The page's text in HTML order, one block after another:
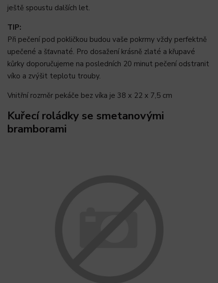
ještě spoustu dalších let.
TIP:
Při pečení pod pokličkou budou vaše pokrmy vždy perfektně
upečené a šťavnaté. Pro dosažení krásně zlaté a křupavé
kůrky doporučujeme na posledních 20 minut pečení odstranit
víko a zvýšit teplotu trouby.
Vnitřní rozměr pekáče bez víka je 38 x 22 x 7,5 cm
Kuřecí roládky se smetanovými
bramborami